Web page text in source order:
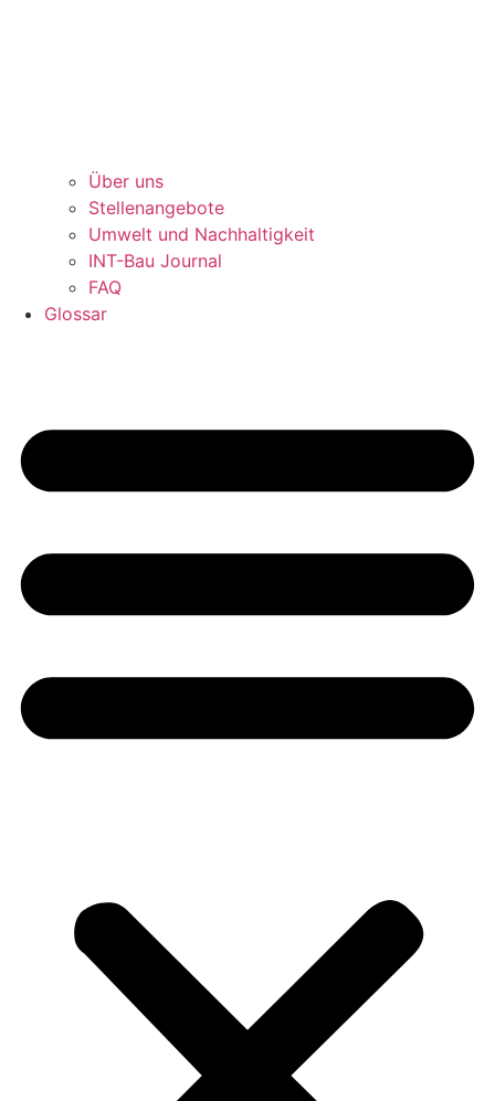
Über uns
Stellenangebote
Umwelt und Nachhaltigkeit
INT-Bau Journal
FAQ
Glossar